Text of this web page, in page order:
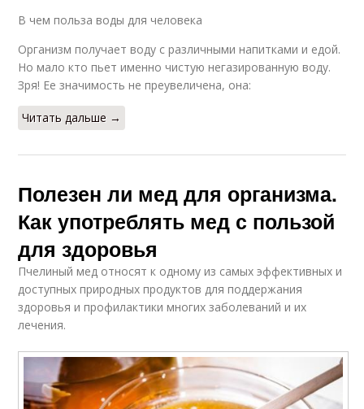
Ежевичный мед Ивовый мед
Иссоповый мед Натуральный мед
В чем польза воды для человека
Организм получает воду с различными напитками и едой.
Но мало кто пьет именно чистую негазированную воду.
Зря! Ее значимость не преувеличена, она:
Читать дальше →
Полезен ли мед для организма.
Как употреблять мед с пользой
для здоровья
Пчелиный мед относят к одному из самых эффективных и
доступных природных продуктов для поддержания
здоровья и профилактики многих заболеваний и их
лечения.